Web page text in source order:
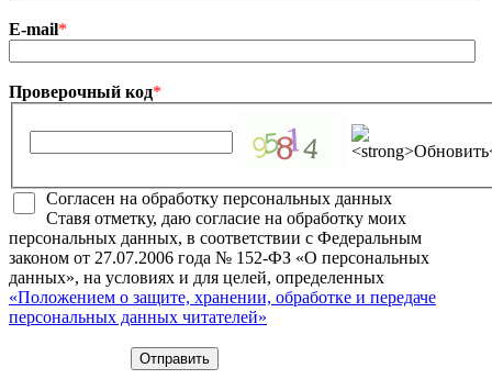
E-mail*
Проверочный код*
Согласен на обработку персональных данных
Ставя отметку, даю согласие на обработку моих
персональных данных, в соответствии с Федеральным
законом от 27.07.2006 года № 152-ФЗ «О персональных
данных», на условиях и для целей, определенных
«Положением о защите, хранении, обработке и передаче
персональных данных читателей»
Отправить